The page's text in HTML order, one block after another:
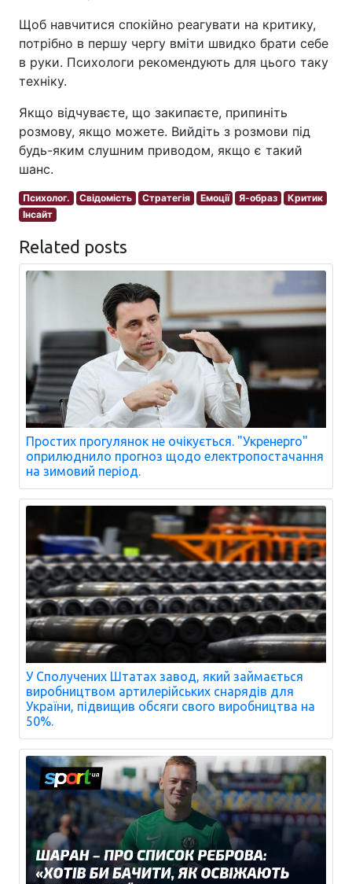
Щоб навчитися спокійно реагувати на критику,
потрібно в першу чергу вміти швидко брати себе
в руки. Психологи рекомендують для цього таку
техніку.
Якщо відчуваєте, що закипаєте, припиніть
розмову, якщо можете. Вийдіть з розмови під
будь-яким слушним приводом, якщо є такий
шанс.
Психолог. Свідомість Стратегія Емоції Я-образ
Критик
Інсайт
Related posts
Простих прогулянок не очікується. "Укренерго"
оприлюднило прогноз щодо електропостачання
на зимовий період.
У Сполучених Штатах завод, який займається
виробництвом артилерійських снарядів для
України, підвищив обсяги свого виробництва на
50%.